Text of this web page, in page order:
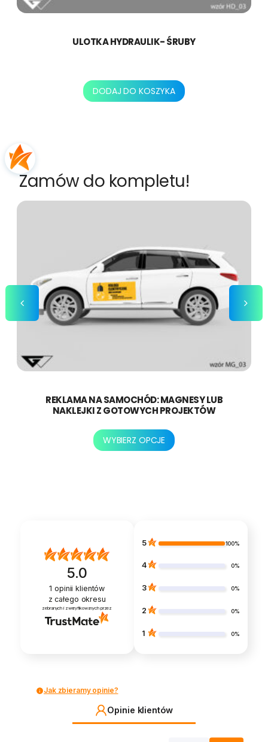
ULOTKA HYDRAULIK- ŚRUBY
DODAJ DO KOSZYKA
Zamów do kompletu!
REKLAMA NA SAMOCHÓD: MAGNESY LUB
NAKLEJKI Z GOTOWYCH PROJEKTÓW
WYBIERZ OPCJE
Ten
na
5.0
1 opinii klientów
z całego okresu
zebranych i zweryfikowanych przez
5 100%
4 0%
3 0%
2 0%
1 0%
Jak zbieramy opinie?
Opinie klientów